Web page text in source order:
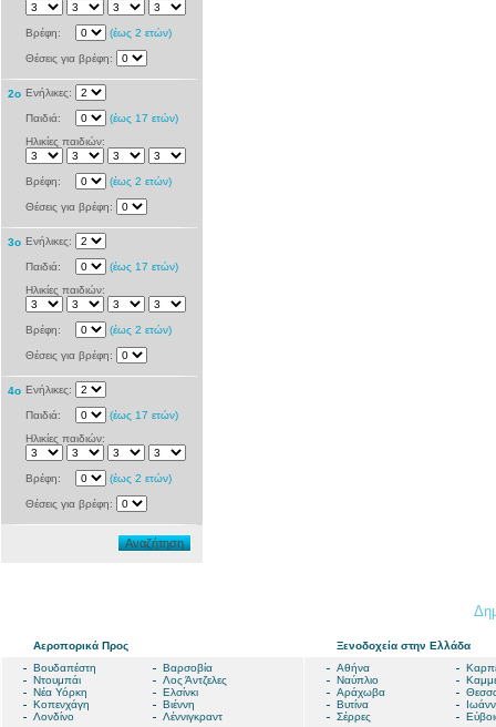
Βρέφη: (έως 2 ετών)
Θέσεις για βρέφη:
2o Ενήλικες:
Παιδιά:
(έως 17 ετών)
Ηλικίες παιδιών:
Βρέφη: (έως 2 ετών)
Θέσεις για βρέφη:
3ο Ενήλικες:
Παιδιά:
(έως 17 ετών)
Ηλικίες παιδιών:
Βρέφη: (έως 2 ετών)
Θέσεις για βρέφη:
4o Ενήλικες:
Παιδιά:
(έως 17 ετών)
Ηλικίες παιδιών:
Βρέφη: (έως 2 ετών)
Θέσεις για βρέφη:
Αναζήτηση
Αεροπορικά Προς
Βουδαπέστη
Βαρσοβία
Ντουμπάι
Λος Άντζελες
Νέα Υόρκη
Ελσίνκι
Κοπενχάγη
Βιέννη
Λονδίνο
Λέννιγκραντ
Ξενοδοχεία στην Ελλάδα
Αθήνα
Ναύπλιο
Αράχωβα
Βυτίνα
Σέρρες